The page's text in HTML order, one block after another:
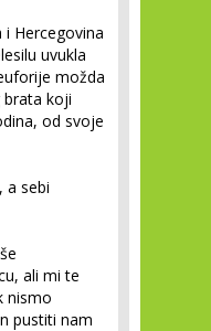
i Hercegovina
uvukla
možda
koji
od svoje
a sebi
ali mi te
nismo
pustiti nam